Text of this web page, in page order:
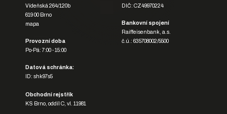
Vídeňská 264/120b
619 00 Brno
mapa
Provozní doba
Po-Pá: 7:00 - 15:00
DIČ: CZ49970224
Bankovní spojení
Raiffeisenbank, a.s.
č.ú.: 635708002/5500
Datová schránka:
ID: shk97s5
Obchodní rejstřík
KS Brno, oddíl C, vl. 11981